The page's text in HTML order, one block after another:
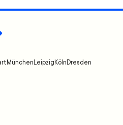
München Leipzig Köln Dresden